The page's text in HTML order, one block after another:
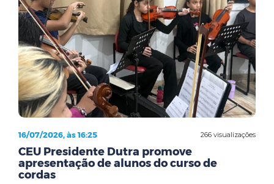
266 visualizações
16/07/2026, às 16:25
CEU Presidente Dutra promove
apresentação de alunos do curso de
cordas